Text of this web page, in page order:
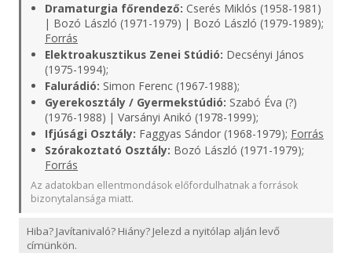
Dramaturgia főrendező: Cserés Miklós (1958-1981)
| Bozó László (1971-1979) | Bozó László (1979-1989);
Forrás
Elektroakusztikus Zenei Stúdió: Decsényi János
(1975-1994);
Falurádió: Simon Ferenc (1967-1988);
Gyerekosztály / Gyermekstúdió: Szabó Éva (?)
(1976-1988) | Varsányi Anikó (1978-1999);
Ifjúsági Osztály: Faggyas Sándor (1968-1979); Forrás
Szórakoztató Osztály: Bozó László (1971-1979);
Forrás
Az adatokban ellentmondások előfordulhatnak a források
bizonytalansága miatt.
Hiba? Javítanivaló? Hiány? Jelezd a nyitólap alján levő
címünkön.